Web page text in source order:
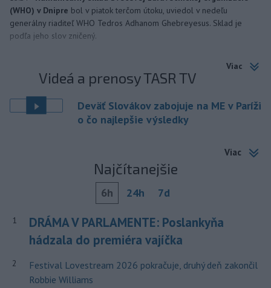
(WHO) v Dnipre bol v piatok terčom útoku, uviedol v nedeľu
generálny riaditeľ WHO Tedros Adhanom Ghebreyesus. Sklad je
podľa jeho slov zničený.
Viac
Videá a prenosy TASR TV
Deväť Slovákov zabojuje na ME v Paríži
o čo najlepšie výsledky
Viac
Najčítanejšie
6h 24h 7d
1
DRÁMA V PARLAMENTE: Poslankyňa
hádzala do premiéra vajíčka
2
Festival Lovestream 2026 pokračuje, druhý deň zakončil
Robbie Williams